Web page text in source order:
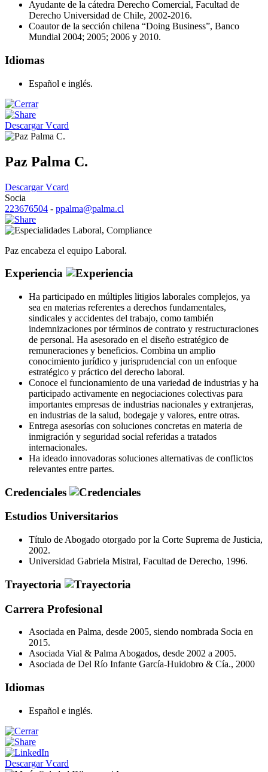
Ayudante de la cátedra Derecho Comercial, Facultad de
Derecho Universidad de Chile, 2002-2016.
Coautor de la sección chilena “Doing Business”, Banco
Mundial 2004; 2005; 2006 y 2010.
Idiomas
Español e inglés.
Descargar Vcard
Paz Palma C.
Descargar Vcard
Socia
223676504 - ppalma@palma.cl
Laboral, Compliance
Paz encabeza el equipo Laboral.
Experiencia
Ha participado en múltiples litigios laborales complejos, ya
sea en materias referentes a derechos fundamentales,
sindicales y accidentes del trabajo, como también
indemnizaciones por términos de contrato y restructuraciones
de personal. Ha asesorado en el diseño estratégico de
remuneraciones y beneficios. Combina un amplio
conocimiento jurídico y jurisprudencial con un enfoque
estratégico y práctico del derecho laboral.
Conoce el funcionamiento de una variedad de industrias y ha
participado activamente en negociaciones colectivas para
importantes empresas de industrias nacionales y extranjeras,
en industrias de la salud, bodegaje y valores, entre otras.
Entrega asesorías con soluciones concretas en materia de
inmigración y seguridad social referidas a tratados
internacionales.
Ha ideado innovadoras soluciones alternativas de conflictos
relevantes entre partes.
Credenciales
Estudios Universitarios
Título de Abogado otorgado por la Corte Suprema de Justicia,
2002.
Universidad Gabriela Mistral, Facultad de Derecho, 1996.
Trayectoria
Carrera Profesional
Asociada en Palma, desde 2005, siendo nombrada Socia en
2015.
Asociada Vial & Palma Abogados, desde 2002 a 2005.
Asociada de Del Río Infante García-Huidobro & Cía., 2000
Idiomas
Español e inglés.
Descargar Vcard